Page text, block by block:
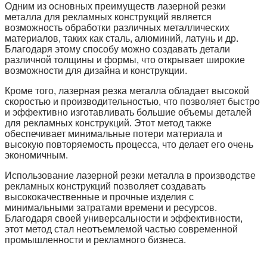
Одним из основных преимуществ лазерной резки
металла для рекламных конструкций является
возможность обработки различных металлических
материалов, таких как сталь, алюминий, латунь и др.
Благодаря этому способу можно создавать детали
различной толщины и формы, что открывает широкие
возможности для дизайна и конструкции.
Кроме того, лазерная резка металла обладает высокой
скоростью и производительностью, что позволяет быстро
и эффективно изготавливать большие объемы деталей
для рекламных конструкций. Этот метод также
обеспечивает минимальные потери материала и
высокую повторяемость процесса, что делает его очень
экономичным.
Использование лазерной резки металла в производстве
рекламных конструкций позволяет создавать
высококачественные и прочные изделия с
минимальными затратами времени и ресурсов.
Благодаря своей универсальности и эффективности,
этот метод стал неотъемлемой частью современной
промышленности и рекламного бизнеса.